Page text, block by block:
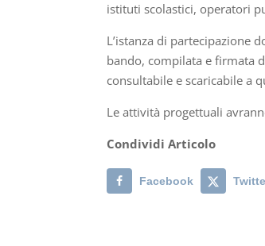
istituti scolastici, operatori
L’istanza di partecipazione
bando, compilata e firmata
consultabile e scaricabile a
Le attività progettuali
Condividi Articolo
Facebook